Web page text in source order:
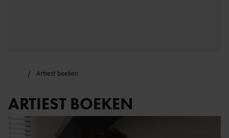
Artiest boeken
ARTIEST BOEKEN